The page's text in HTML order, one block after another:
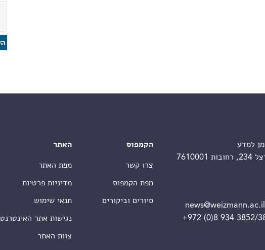
למדע
7610001
news@weizmann.ac.il
+972 (0)8 934 3852/
הקמפוס
צרו קשר
מפת הקמפוס
סיורים וביקורים
האתר
מפת האתר
מדיניות פרטיות
תנאי שימוש
נגישות אתר האינטרנט
צוות האתר